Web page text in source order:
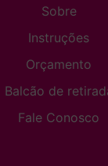
Sobre
Instruções
Orçamento
Balcão de
Fale Conosco